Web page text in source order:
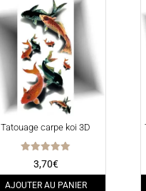
Tatouage carpe koi 3D
Note
5.00
sur 5
3,70€
AJOUTER AU PANIER